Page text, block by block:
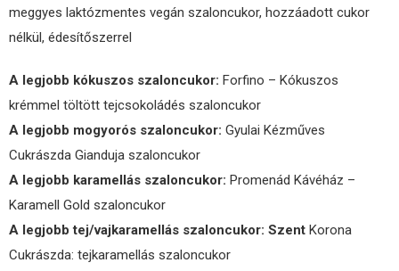
meggyes laktózmentes vegán szaloncukor, hozzáadott cukor
nélkül, édesítőszerrel
A legjobb kókuszos szaloncukor: Forfino – Kókuszos
krémmel töltött tejcsokoládés szaloncukor
A legjobb mogyorós szaloncukor: Gyulai Kézműves
Cukrászda Gianduja szaloncukor
A legjobb karamellás szaloncukor: Promenád Kávéház –
Karamell Gold szaloncukor
A legjobb tej/vajkaramellás szaloncukor: Szent Korona
Cukrászda: tejkaramellás szaloncukor